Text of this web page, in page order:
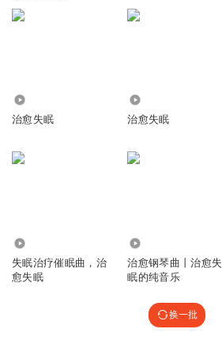
治愈失眠 治愈失眠
失眠治疗催眠曲，治
愈失眠
治愈钢琴曲丨治愈失
眠的纯音乐
换一批